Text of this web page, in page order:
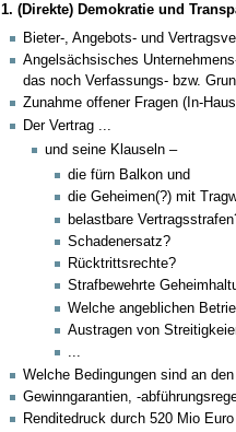
1. (Direkte) Demokratie und
Bieter-, Angebots- und
Angelsächsisches
das noch Verfassungs- bzw.
Zunahme offener Fragen (In-
Der Vertrag ...
und seine Klauseln –
die fürn Balkon und
die Geheimen(?) mit
belastbare
Schadenersatz?
Rücktrittsrechte?
Strafbewehrte
Welche angeblichen
Austragen von
...
Welche Bedingungen sind an
Gewinngarantien, -
Renditedruck durch 520 Mio